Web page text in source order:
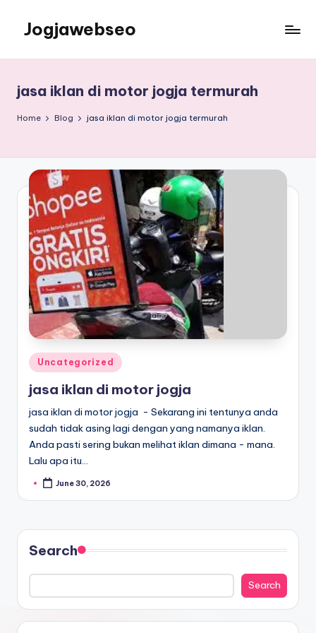
Jogjawebseo
jasa iklan di motor jogja termurah
Home Blog jasa iklan di motor jogja termurah
Uncategorized
jasa iklan di motor jogja
jasa iklan di motor jogja - Sekarang ini tentunya anda
sudah tidak asing lagi dengan yang namanya iklan.
Anda pasti sering bukan melihat iklan dimana - mana.
Lalu apa itu…
June 30, 2026
Search
Search